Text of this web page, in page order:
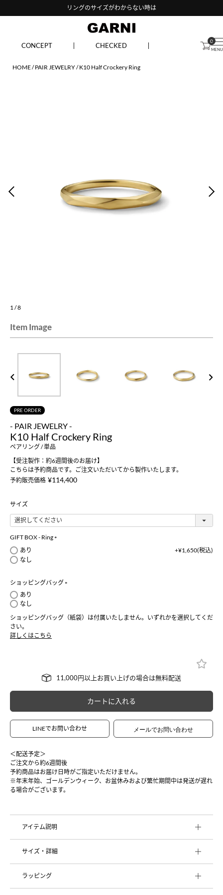
リングのサイズがわからない時は
CONCEPT CHECKED
0
HOME PAIR JEWELRY K10 Half Crockery Ring
PREV
1/8
Item Image
NEXT
PRE ORDER
- PAIR JEWELRY -
K10 Half Crockery Ring
ペアリング / 単品
【受注製作：約6週間後のお届け】
こちらは予約商品です。ご注文いただいてから製作いたします。
予約販売価格 ¥114,400
サイズ
GIFT BOX - Ring
あり +¥1,650 税込
なし
ショッピングバッグ
あり
なし
ショッピングバッグ（紙袋）は付属いたしません。いずれかを選択してくだ
さい。
詳しくはこちら
カートに入れる
LINEでお問い合わせ
＜配送予定＞
ご注文から約6週間後
予約商品はお届け日時がご指定いただけません。
※年末年始、ゴールデンウィーク、お盆休みおよび繁忙期間中は発送が遅れ
る場合がございます。
アイテム説明
サイズ・詳細
ラッピング